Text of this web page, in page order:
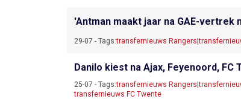
'Antman maakt jaar na GAE-
29-07 - Tags:transfernieuws Rangers |
Danilo kiest na Ajax, Feyenoord,
25-07 - Tags:transfernieuws Rangers |
transfernieuws FC Twente